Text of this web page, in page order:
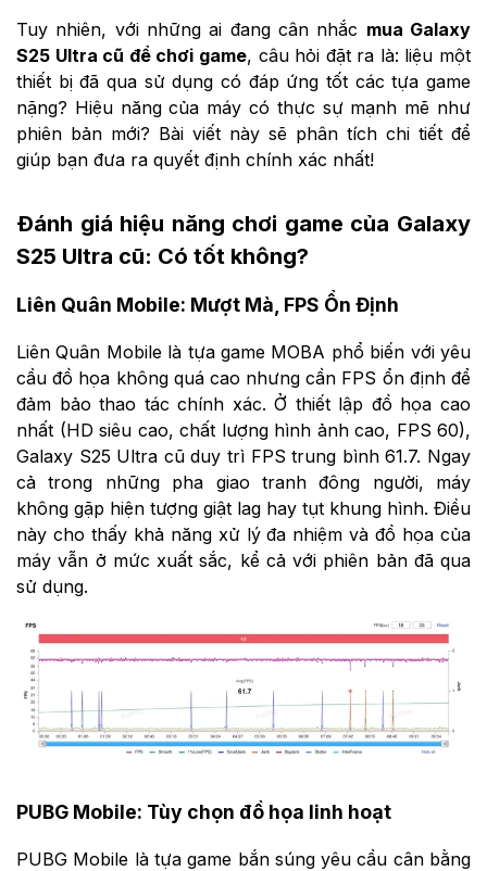
Tuy nhiên, với những ai đang cân nhắc mua Galaxy
S25 Ultra cũ để chơi game, câu hỏi đặt ra là: liệu một
thiết bị đã qua sử dụng có đáp ứng tốt các tựa game
nặng? Hiệu năng của máy có thực sự mạnh mẽ như
phiên bản mới? Bài viết này sẽ phân tích chi tiết để
giúp bạn đưa ra quyết định chính xác nhất!
Đánh giá hiệu năng chơi game của Galaxy
S25 Ultra cũ: Có tốt không?
Liên Quân Mobile: Mượt Mà, FPS Ổn Định
Liên Quân Mobile là tựa game MOBA phổ biến với yêu
cầu đồ họa không quá cao nhưng cần FPS ổn định để
đảm bảo thao tác chính xác. Ở thiết lập đồ họa cao
nhất (HD siêu cao, chất lượng hình ảnh cao, FPS 60),
Galaxy S25 Ultra cũ duy trì FPS trung bình 61.7. Ngay
cả trong những pha giao tranh đông người, máy
không gặp hiện tượng giật lag hay tụt khung hình. Điều
này cho thấy khả năng xử lý đa nhiệm và đồ họa của
máy vẫn ở mức xuất sắc, kể cả với phiên bản đã qua
sử dụng.
PUBG Mobile: Tùy chọn đồ họa linh hoạt
PUBG Mobile là tựa game bắn súng yêu cầu cân bằng